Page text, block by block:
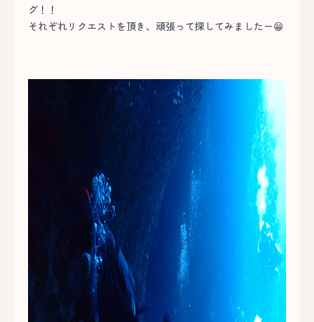
グ！！
それぞれリクエストを頂き、頑張って探してみましたー😁